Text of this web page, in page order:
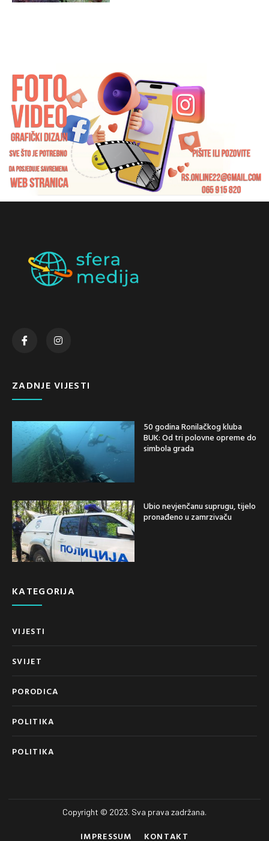
ZADNJE VIJESTI
50 godina Ronilačkog kluba
BUK: Od tri polovne opreme do
simbola grada
Ubio nevjenčanu suprugu, tijelo
pronađeno u zamrzivaču
KATEGORIJA
VIJESTI
SVIJET
PORODICA
POLITIKA
POLITIKA
Copyright © 2023. Sva prava zadržana.
IMPRESSUM KONTAKT